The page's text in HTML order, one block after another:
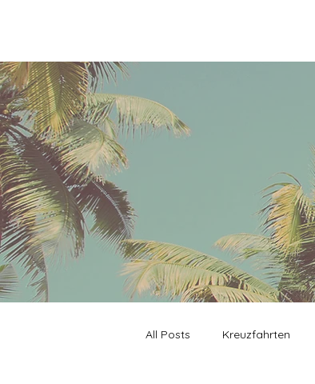
All Posts Kreuzfahrten